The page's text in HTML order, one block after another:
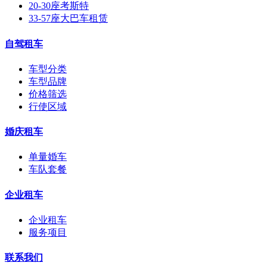
20-30座考斯特
33-57座大巴车租赁
自驾租车
车型分类
车型品牌
价格筛选
行使区域
婚庆租车
单量婚车
车队套餐
企业租车
企业租车
服务项目
联系我们